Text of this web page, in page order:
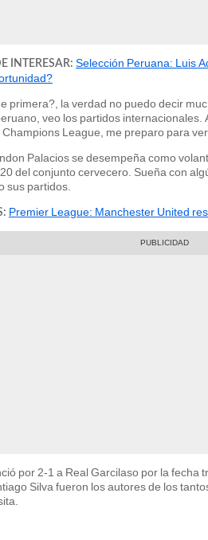
INTERESAR: Selección Peruana: Luis
primera?, la verdad no puedo decir
veo los partidos internacionales.
League, me preparo para
Palacios se desempeña como
del conjunto cervecero. Sueña con
sus partidos.
Premier League: Manchester United
por 2-1 a Real Garcilaso por la fecha
Silva fueron los autores de los